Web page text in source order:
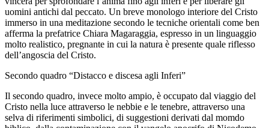
uomini antichi dal peccato. Un breve monologo interiore del Cristo
immerso in una meditazione secondo le tecniche orientali come ben
afferma la prefatrice Chiara Magaraggia, espresso in un linguaggio
molto realistico, pregnante in cui la natura è presente quale riflesso
dell’angoscia del Cristo.
Secondo quadro “Distacco e discesa agli Inferi”
Il secondo quadro, invece molto ampio, è occupato dal viaggio del
Cristo nella luce attraverso le nebbie e le tenebre, attraverso una
selva di riferimenti simbolici, di suggestioni derivati dal momdo